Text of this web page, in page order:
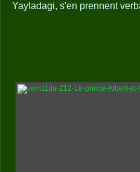
Yayladagi, s'en prennent